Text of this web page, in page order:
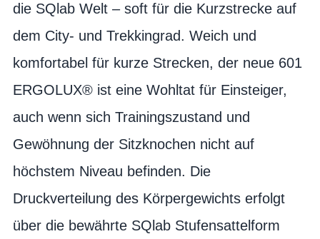
die SQlab Welt – soft für die Kurzstrecke auf
dem City- und Trekkingrad. Weich und
komfortabel für kurze Strecken, der neue 601
ERGOLUX® ist eine Wohltat für Einsteiger,
auch wenn sich Trainingszustand und
Gewöhnung der Sitzknochen nicht auf
höchstem Niveau befinden. Die
Druckverteilung des Körpergewichts erfolgt
über die bewährte SQlab Stufensattelform